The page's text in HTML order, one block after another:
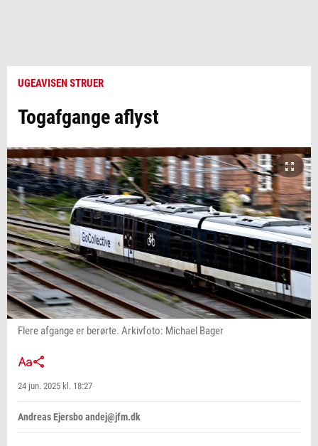
UGEAVISEN STRUER
Togafgange aflyst
Flere afgange er berørte. Arkivfoto: Michael Bager
24 jun. 2025 kl. 18:27
Andreas Ejersbo andej@jfm.dk